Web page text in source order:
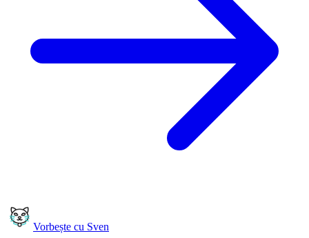
Vorbește cu Sven